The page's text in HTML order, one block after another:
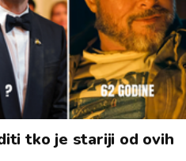
tko je stariji od ovih